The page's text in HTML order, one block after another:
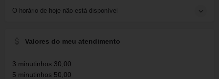
O horário de hoje não está disponível
Valores do meu atendimento
3 minutinhos 30,00
5 minutinhos 50,00